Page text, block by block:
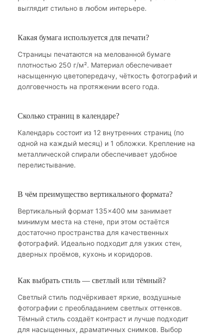
выглядит стильно в любом интерьере.
Какая бумага используется для печати?
Страницы печатаются на мелованной бумаге
плотностью 250 г/м². Материал обеспечивает
насыщенную цветопередачу, чёткость фотографий и
долговечность на протяжении всего года.
Сколько страниц в календаре?
Календарь состоит из 12 внутренних страниц (по
одной на каждый месяц) и 1 обложки. Крепление на
металлической спирали обеспечивает удобное
перелистывание.
В чём преимущество вертикального формата?
Вертикальный формат 135×400 мм занимает
минимум места на стене, при этом остаётся
достаточно пространства для качественных
фотографий. Идеально подходит для узких стен,
дверных проёмов, кухонь и коридоров.
Как выбрать стиль — светлый или тёмный?
Светлый стиль подчёркивает яркие, воздушные
фотографии с преобладанием светлых оттенков.
Тёмный стиль создаёт контраст и лучше подходит
для насыщенных, драматичных снимков. Выбор